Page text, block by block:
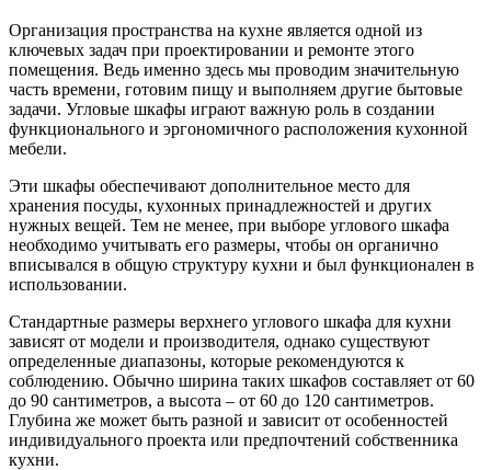
Организация пространства на кухне является одной из
ключевых задач при проектировании и ремонте этого
помещения. Ведь именно здесь мы проводим значительную
часть времени, готовим пищу и выполняем другие бытовые
задачи. Угловые шкафы играют важную роль в создании
функционального и эргономичного расположения кухонной
мебели.
Эти шкафы обеспечивают дополнительное место для
хранения посуды, кухонных принадлежностей и других
нужных вещей. Тем не менее, при выборе углового шкафа
необходимо учитывать его размеры, чтобы он органично
вписывался в общую структуру кухни и был функционален в
использовании.
Стандартные размеры верхнего углового шкафа для кухни
зависят от модели и производителя, однако существуют
определенные диапазоны, которые рекомендуются к
соблюдению. Обычно ширина таких шкафов составляет от 60
до 90 сантиметров, а высота – от 60 до 120 сантиметров.
Глубина же может быть разной и зависит от особенностей
индивидуального проекта или предпочтений собственника
кухни.